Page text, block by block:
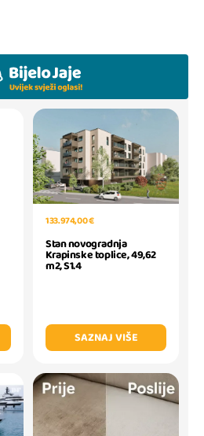
133.974,00 €
Stan novogradnja
Krapinske toplice, 49,62
m2, S1.4
SAZNAJ VIŠE